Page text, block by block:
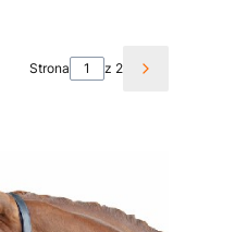
Strona z 2 Następne